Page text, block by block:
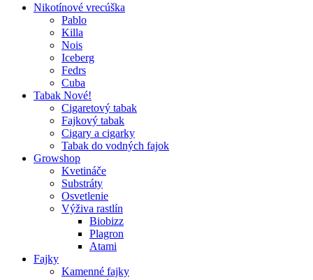
Nikotínové vrecúška
Pablo
Killa
Nois
Iceberg
Fedrs
Cuba
Tabak Nové!
Cigaretový tabak
Fajkový tabak
Cigary a cigarky
Tabak do vodných fajok
Growshop
Kvetináče
Substráty
Osvetlenie
Výživa rastlín
Biobizz
Plagron
Atami
Fajky
Kamenné fajky